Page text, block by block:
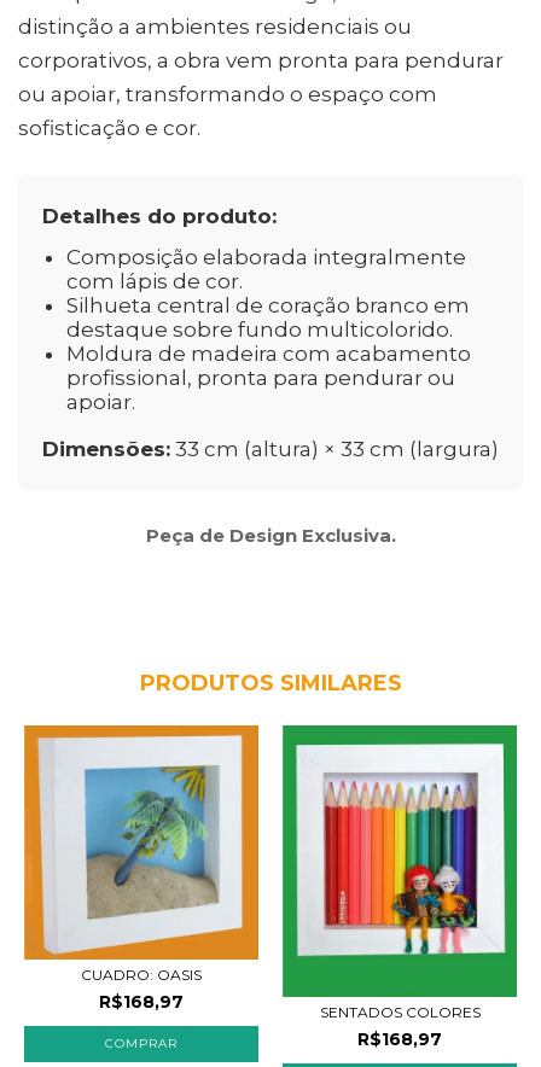
distinção a ambientes residenciais ou
corporativos, a obra vem pronta para pendurar
ou apoiar, transformando o espaço com
sofisticação e cor.
Detalhes do produto:
Composição elaborada integralmente
com lápis de cor.
Silhueta central de coração branco em
destaque sobre fundo multicolorido.
Moldura de madeira com acabamento
profissional, pronta para pendurar ou
apoiar.
Dimensões: 33 cm (altura) × 33 cm (largura)
Peça de Design Exclusiva.
PRODUTOS SIMILARES
CUADRO: OASIS
R$168,97 SENTADOS COLORES
R$168,97